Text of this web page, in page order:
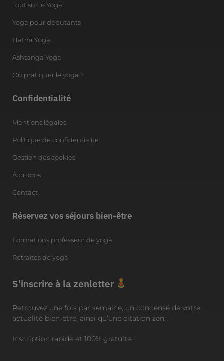
Tout sur le Yoga
Yoga pour débutants
Hatha Yoga
Ashtanga Yoga
Où pratiquer le yoga ?
Confidentialité
Mentions légales
Politique de confidentialité
Gestion des cookies
À propos
Contact
Réservez vos séjours bien-être
Formations professeur de yoga
Retraites de yoga
S'inscrire à la zenletter
Retrouvez une fois par semaine, un condensé de votre
actualité bien-être, ainsi qu’une citation zen.
Inscription rapide et 100% gratuite !